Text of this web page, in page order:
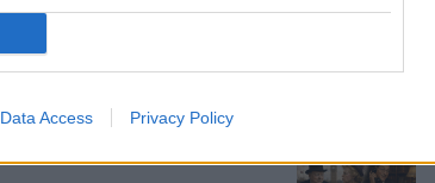
Data Access Privacy Policy